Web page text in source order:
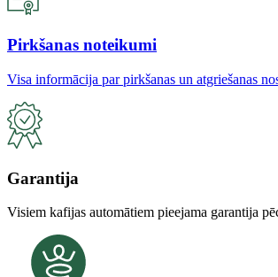
Pirkšanas noteikumi
Visa informācija par pirkšanas un atgriešanas
Garantija
Visiem kafijas automātiem pieejama garantija